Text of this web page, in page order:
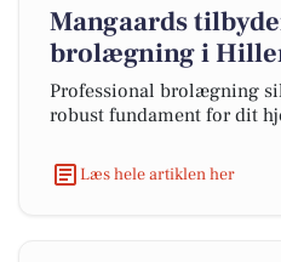
Mangaards
brolægning i
Professional brolægning
robust fundament for dit
Læs hele artiklen her